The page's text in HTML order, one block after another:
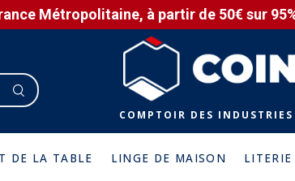
Métropolitaine, à partir de 50€ sur
COMPTOIR DES INDUSTRIES
DE LA TABLE LINGE DE MAISON LITERIE